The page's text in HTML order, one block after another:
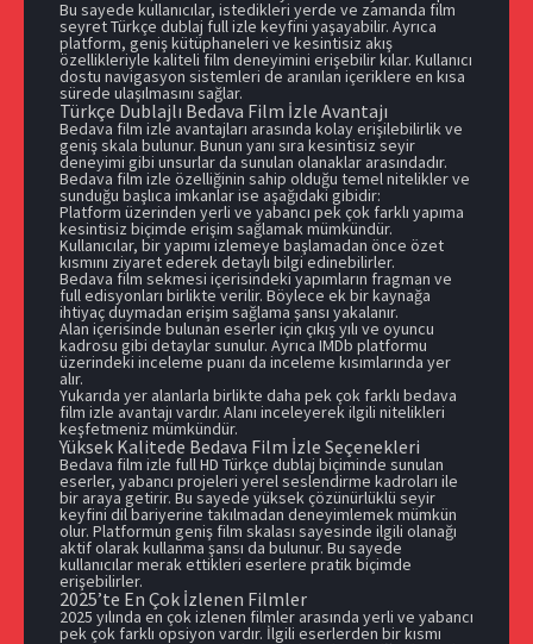
Bu sayede kullanıcılar, istedikleri yerde ve zamanda film
seyret Türkçe dublaj full izle keyfini yaşayabilir. Ayrıca
platform, geniş kütüphaneleri ve kesintisiz akış
özellikleriyle kaliteli film deneyimini erişebilir kılar. Kullanıcı
dostu navigasyon sistemleri de aranılan içeriklere en kısa
sürede ulaşılmasını sağlar.
Türkçe Dublajlı Bedava Film İzle Avantajı
Bedava film izle avantajları arasında kolay erişilebilirlik ve
geniş skala bulunur. Bunun yanı sıra kesintisiz seyir
deneyimi gibi unsurlar da sunulan olanaklar arasındadır.
Bedava film izle özelliğinin sahip olduğu temel nitelikler ve
sunduğu başlıca imkanlar ise aşağıdaki gibidir:
Platform üzerinden yerli ve yabancı pek çok farklı yapıma
kesintisiz biçimde erişim sağlamak mümkündür.
Kullanıcılar, bir yapımı izlemeye başlamadan önce özet
kısmını ziyaret ederek detaylı bilgi edinebilirler.
Bedava film sekmesi içerisindeki yapımların fragman ve
full edisyonları birlikte verilir. Böylece ek bir kaynağa
ihtiyaç duymadan erişim sağlama şansı yakalanır.
Alan içerisinde bulunan eserler için çıkış yılı ve oyuncu
kadrosu gibi detaylar sunulur. Ayrıca IMDb platformu
üzerindeki inceleme puanı da inceleme kısımlarında yer
alır.
Yukarıda yer alanlarla birlikte daha pek çok farklı bedava
film izle avantajı vardır. Alanı inceleyerek ilgili nitelikleri
keşfetmeniz mümkündür.
Yüksek Kalitede Bedava Film İzle Seçenekleri
Bedava film izle full HD Türkçe dublaj biçiminde sunulan
eserler, yabancı projeleri yerel seslendirme kadroları ile
bir araya getirir. Bu sayede yüksek çözünürlüklü seyir
keyfini dil bariyerine takılmadan deneyimlemek mümkün
olur. Platformun geniş film skalası sayesinde ilgili olanağı
aktif olarak kullanma şansı da bulunur. Bu sayede
kullanıcılar merak ettikleri eserlere pratik biçimde
erişebilirler.
2025’te En Çok İzlenen Filmler
2025 yılında en çok izlenen filmler arasında yerli ve yabancı
pek çok farklı opsiyon vardır. İlgili eserlerden bir kısmı